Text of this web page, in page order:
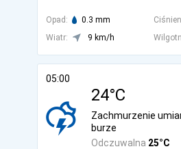
Opad: 0.3 mm
Wiatr:
9 km/h
05:00
24°C
Odczuwalna 25°C
Zachmurzenie
burze